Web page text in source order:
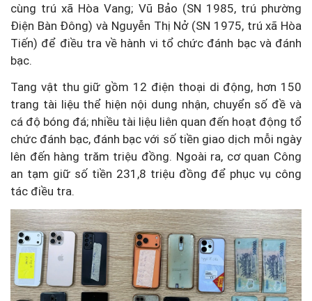
cùng trú xã Hòa Vang; Vũ Bảo (SN 1985, trú phường
Điện Bàn Đông) và Nguyễn Thị Nở (SN 1975, trú xã Hòa
Tiến) để điều tra về hành vi tổ chức đánh bạc và đánh
bạc.
Tang vật thu giữ gồm 12 điện thoại di động, hơn 150
trang tài liệu thể hiện nội dung nhận, chuyển số đề và
cá độ bóng đá; nhiều tài liệu liên quan đến hoạt động tổ
chức đánh bạc, đánh bạc với số tiền giao dịch mỗi ngày
lên đến hàng trăm triệu đồng. Ngoài ra, cơ quan Công
an tạm giữ số tiền 231,8 triệu đồng để phục vụ công
tác điều tra.